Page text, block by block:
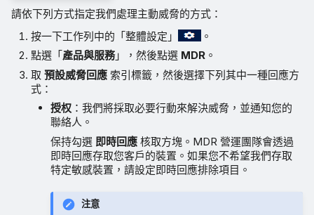
請依下列方式指定我們處理主動威脅的方式：
按一下工作列中的「整體設定」
。
點選「 產品與服務」，然後點選 MDR 。
取預設威脅回應 索引標籤，然後選擇下列其中一種回應方
式：
授权 ：我們將採取必要行動來解決威脅，並通知您的
聯絡人。
保持勾選 即時回應 核取方塊。MDR 營運團隊會透過
即時回應存取您客戶的裝置。如果您不希望我們存取
特定敏感裝置，請設定即時回應排除項目。
注意